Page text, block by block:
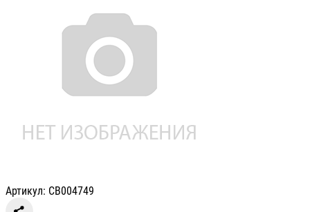
Артикул: СВ004749